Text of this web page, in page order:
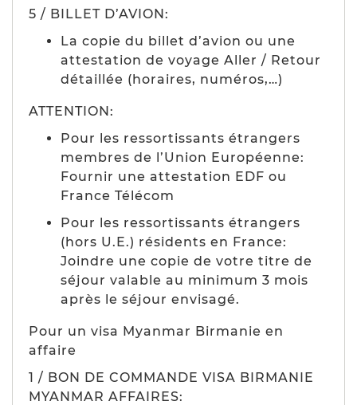
5 / BILLET D’AVION:
La copie du billet d’avion ou une
attestation de voyage Aller / Retour
détaillée (horaires, numéros,…)
ATTENTION:
Pour les ressortissants étrangers
membres de l’Union Européenne:
Fournir une attestation EDF ou
France Télécom
Pour les ressortissants étrangers
(hors U.E.) résidents en France:
Joindre une copie de votre titre de
séjour valable au minimum 3 mois
après le séjour envisagé.
Pour un visa Myanmar Birmanie en
affaire
1 / BON DE COMMANDE VISA BIRMANIE
MYANMAR AFFAIRES: